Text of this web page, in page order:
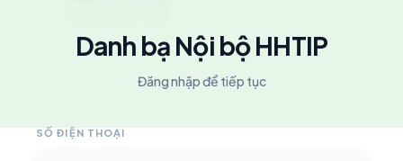
Danh bạ Nội bộ HHTIP
Đăng nhập để tiếp tục
SỐ ĐIỆN THOẠI